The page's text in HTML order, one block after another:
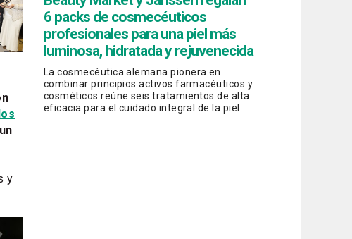
6 packs de cosmecéuticos
profesionales para una piel más
luminosa, hidratada y rejuvenecida
La cosmecéutica alemana pionera en
combinar principios activos farmacéuticos y
cosméticos reúne seis tratamientos de alta
eficacia para el cuidado integral de la piel.
y